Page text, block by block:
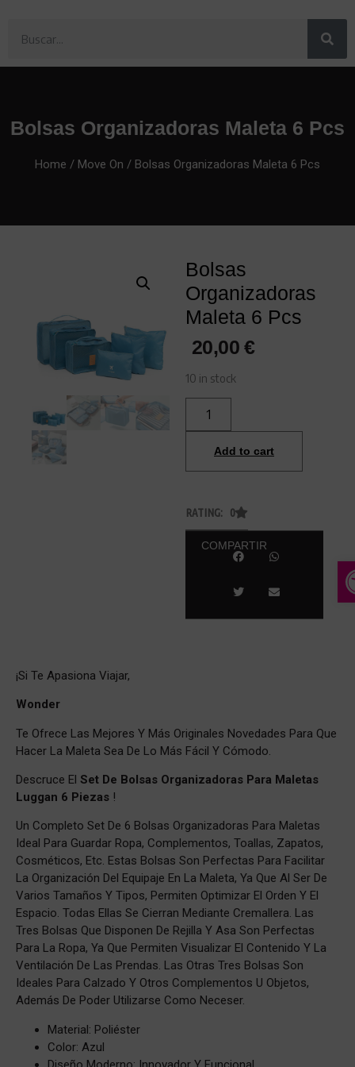
Bolsas Organizadoras Maleta 6 Pcs
Home / Move On / Bolsas Organizadoras Maleta 6 Pcs
Bolsas
Organizadoras
Maleta 6 Pcs
20,00€
10 in stock
Add to cart
RATING: 0
COMPARTIR
¡Si Te Apasiona Viajar,
Wonder
Te Ofrece Las Mejores Y Más Originales Novedades Para Que
Hacer La Maleta Sea De Lo Más Fácil Y Cómodo.
Descruce El Set De Bolsas Organizadoras Para Maletas
Luggan 6 Piezas !
Un Completo Set De 6 Bolsas Organizadoras Para Maletas
Ideal Para Guardar Ropa, Complementos, Toallas, Zapatos,
Cosméticos, Etc. Estas Bolsas Son Perfectas Para Facilitar
La Organización Del Equipaje En La Maleta, Ya Que Al Ser De
Varios Tamaños Y Tipos, Permiten Optimizar El Orden Y El
Espacio. Todas Ellas Se Cierran Mediante Cremallera. Las
Tres Bolsas Que Disponen De Rejilla Y Asa Son Perfectas
Para La Ropa, Ya Que Permiten Visualizar El Contenido Y La
Ventilación De Las Prendas. Las Otras Tres Bolsas Son
Ideales Para Calzado Y Otros Complementos U Objetos,
Además De Poder Utilizarse Como Neceser.
Material: Poliéster
Color: Azul